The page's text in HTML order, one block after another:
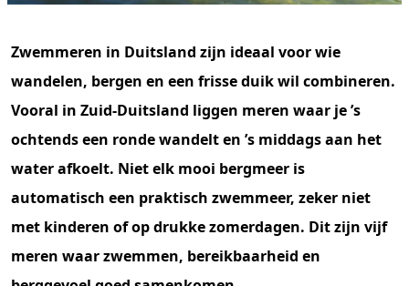
Zwemmeren in Duitsland zijn ideaal voor wie
wandelen, bergen en een frisse duik wil combineren.
Vooral in Zuid-Duitsland liggen meren waar je ’s
ochtends een ronde wandelt en ’s middags aan het
water afkoelt. Niet elk mooi bergmeer is
automatisch een praktisch zwemmeer, zeker niet
met kinderen of op drukke zomerdagen. Dit zijn vijf
meren waar zwemmen, bereikbaarheid en